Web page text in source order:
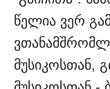
წელია ვერ
მუსიკოსთან,